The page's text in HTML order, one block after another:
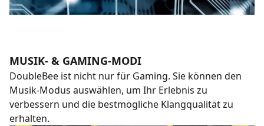
MUSIK- & GAMING-MODI
DoubleBee ist nicht nur für Gaming. Sie können den
Musik-Modus auswählen, um Ihr Erlebnis zu
verbessern und die bestmögliche Klangqualität zu
erhalten.